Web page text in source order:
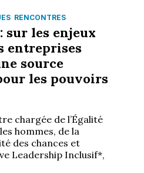
RENCONTRES
sur les enjeux
entreprises
source
les pouvoirs
chargée de l’Égalité
hommes, de la
des chances et
Leadership Inclusif*,